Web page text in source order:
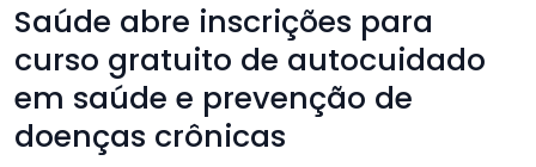
Saúde abre inscrições para
curso gratuito de autocuidado
em saúde e prevenção de
doenças crônicas